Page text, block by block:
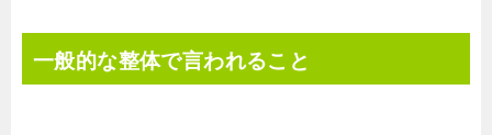
一般的な整体で言われること